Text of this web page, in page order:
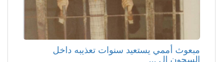
مبعوث أممي يستعيد سنوات تعذيبه داخل
السجون ال ...